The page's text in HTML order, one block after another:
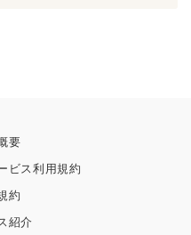
要
ビス利用規約
約
紹介